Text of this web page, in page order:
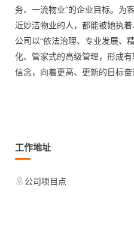
务、一流物业”的企业目标。为
近妙洁物业的人，都能被她执
公司以“依法治理、专业发展、
化、管家式的高级管理，形成
信念，向着更高、更新的目标奋
工作地址
公司项目点